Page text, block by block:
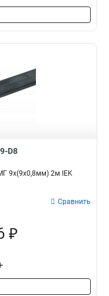
D8
9x(9x0,8мм) 2м IEK
Сравнить
₽